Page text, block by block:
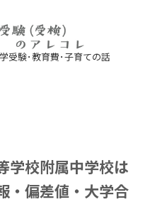
受験･教育費･子育ての話
学校附属中学校は
・偏差値・大学合